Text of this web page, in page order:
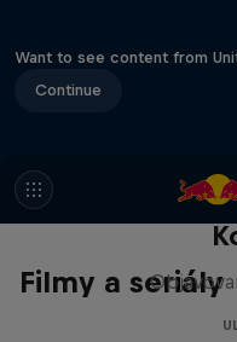
Want to see content from
Continue
Filmy a seriály
Crossing